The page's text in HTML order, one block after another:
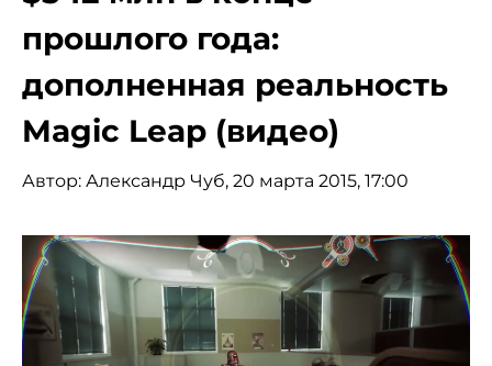
прошлого года:
дополненная реальность
Magic Leap (видео)
Автор: Александр Чуб, 20 марта 2015, 17:00